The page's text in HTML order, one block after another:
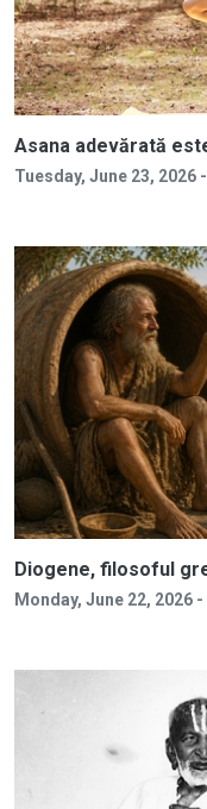
Asana adevărată
Tuesday, June 23, 2026 -
Diogene, filosoful
Monday, June 22, 2026 -